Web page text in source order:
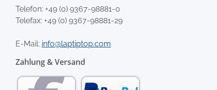
Telefon: +49 (0) 9367-98881-0
Telefax: +49 (0) 9367-98881-29
E-Mail: info@laptiptop.com
Zahlung & Versand